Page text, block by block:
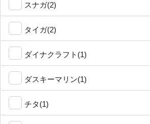
スナガ(2)
タイガ(2)
ダイナクラフト(1)
ダスキーマリン(1)
チタ(1)